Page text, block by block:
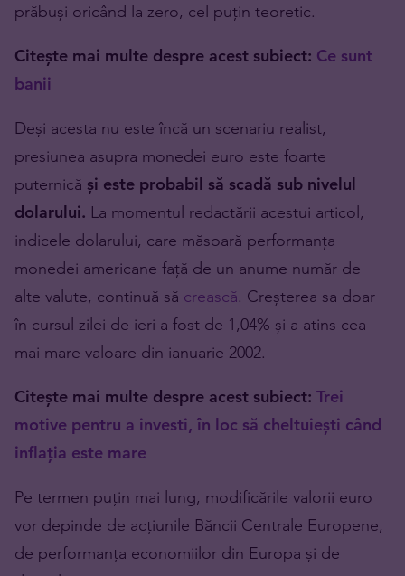
prăbuși oricând la zero, cel puțin teoretic.
Citește mai multe despre acest subiect: Ce sunt
banii
Deși acesta nu este încă un scenariu realist,
presiunea asupra monedei euro este foarte
puternică și este probabil să scadă sub nivelul
dolarului. La momentul redactării acestui articol,
indicele dolarului, care măsoară performanța
monedei americane față de un anume număr de
alte valute, continuă să crească. Creșterea sa doar
în cursul zilei de ieri a fost de 1,04% și a atins cea
mai mare valoare din ianuarie 2002.
Citește mai multe despre acest subiect: Trei
motive pentru a investi, în loc să cheltuiești când
inflația este mare
Pe termen puțin mai lung, modificările valorii euro
vor depinde de acțiunile Băncii Centrale Europene,
de performanța economiilor din Europa și de